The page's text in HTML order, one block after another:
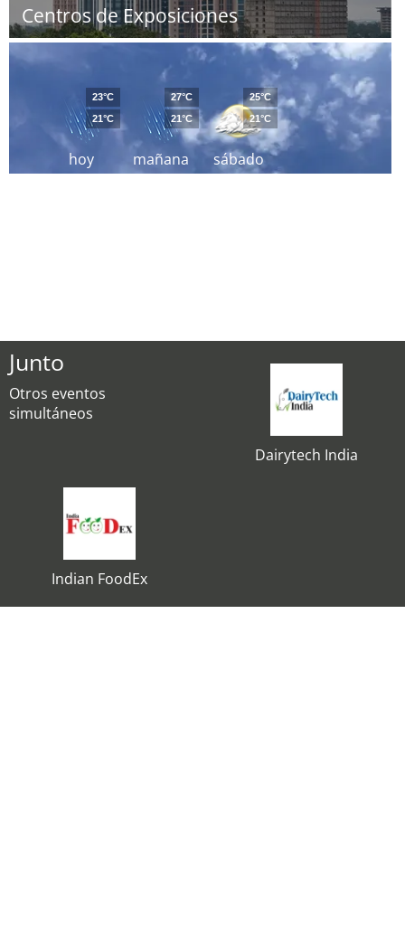
Centros de Exposiciones
hoy
23°C
21°C
mañana
27°C
21°C
sábado
25°C
21°C
Junto
Otros eventos
simultáneos
Dairytech India
Indian FoodEx